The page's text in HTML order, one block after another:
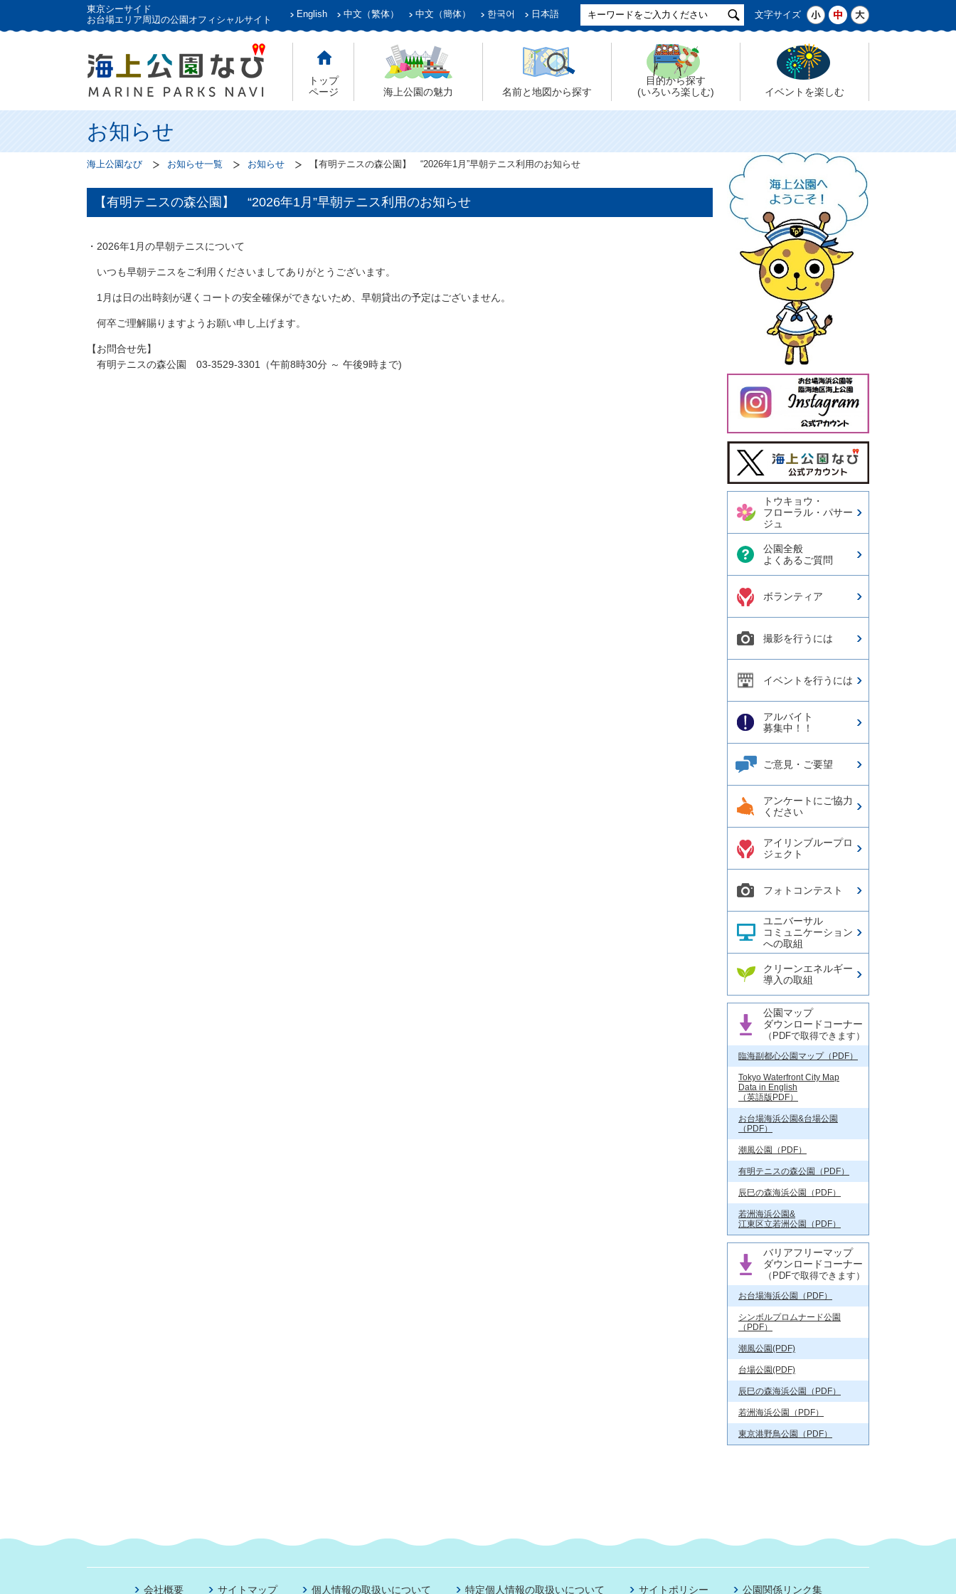
東京シーサイド
お台場エリア周辺の公園オフィシャルサイト
English 中文（繁体） 中文（簡体） 한국어 日本語 文字サイズ
トップ
ページ
海上公園の魅力 名前と地図から探す
目的から探す
(いろいろ楽しむ)
イベントを楽しむ
お知らせ
海上公園なび お知らせ一覧 お知らせ 【有明テニスの森公園】 “2026年1月”早朝テニス利用のお知らせ
【有明テニスの森公園】 “2026年1月”早朝テニス利用のお知らせ
・2026年1月の早朝テニスについて
いつも早朝テニスをご利用くださいましてありがとうございます。
1月 は日の出時刻が遅くコートの安全確保ができないため、早朝貸出の予定はございません。
何卒ご理解賜りますようお願い申し上げます。
【お問合せ先】
有明テニスの森公園 03-3529-3301（午前8時30分 ～ 午後9時まで)
今日の東京港埠頭㈱【公式
X】
トウキョウ・
フローラル・パサー
ジュ
公園全般
よくあるご質問
ボランティア
撮影を行うには
イベントを行うには
アルバイト
募集中！！
ご意見・ご要望
アンケートにご協力
ください
アイリンブループロ
ジェクト
フォトコンテスト
ユニバーサル
コミュニケーション
への取組
クリーンエネルギー
導入の取組
公園マップ
ダウンロードコーナー
（PDFで取得できます）
臨海副都心公園マップ（PDF）
Tokyo Waterfront City Map
Data in English
（英語版PDF）
お台場海浜公園&台場公園
（PDF）
潮風公園（PDF）
有明テニスの森公園（PDF）
辰巳の森海浜公園（PDF）
若洲海浜公園&
江東区立若洲公園（PDF）
バリアフリーマップ
ダウンロードコーナー
（PDFで取得できます）
お台場海浜公園（PDF）
シンボルプロムナード公園
（PDF）
潮風公園(PDF)
台場公園(PDF)
辰巳の森海浜公園（PDF）
若洲海浜公園（PDF）
東京港野鳥公園（PDF）
会社概要 サイトマップ 個人情報の取扱いについて 特定個人情報の取扱いについて サイトポリシー 公園関係リンク集